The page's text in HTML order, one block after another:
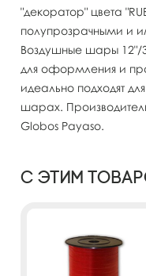
"декоратор" цвета
полупрозрачными и
Воздушные шары 12"/
для оформления и
идеально подходят
шарах.
Globos Payaso.
С этим